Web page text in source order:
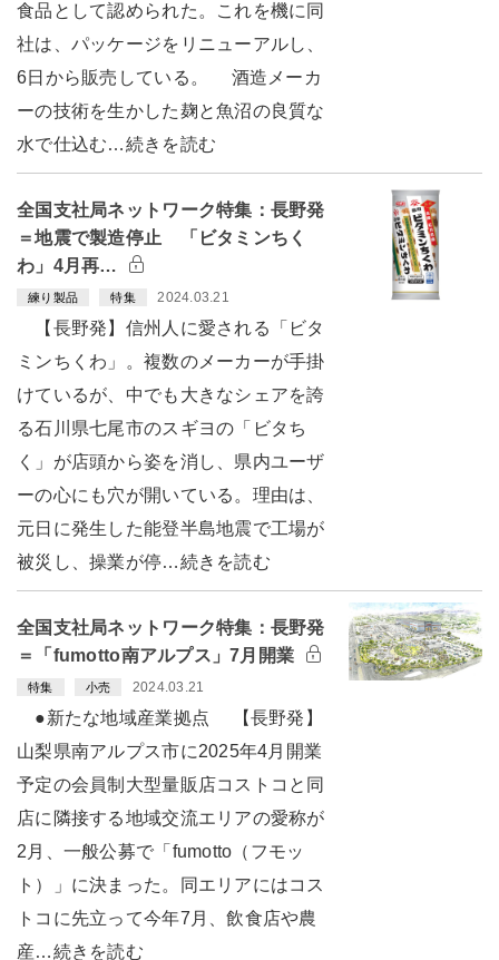
食品として認められた。これを機に同
社は、パッケージをリニューアルし、
6日から販売している。 酒造メーカ
ーの技術を生かした麹と魚沼の良質な
水で仕込む…続きを読む
全国支社局ネットワーク特集：長野発
＝地震で製造停止 「ビタミンちく
わ」4月再…
練り製品 特集 2024.03.21
【長野発】信州人に愛される「ビタ
ミンちくわ」。複数のメーカーが手掛
けているが、中でも大きなシェアを誇
る石川県七尾市のスギヨの「ビタち
く」が店頭から姿を消し、県内ユーザ
ーの心にも穴が開いている。理由は、
元日に発生した能登半島地震で工場が
被災し、操業が停…続きを読む
全国支社局ネットワーク特集：長野発
＝「fumotto南アルプス」7月開業
特集 小売 2024.03.21
●新たな地域産業拠点 【長野発】
山梨県南アルプス市に2025年4月開業
予定の会員制大型量販店コストコと同
店に隣接する地域交流エリアの愛称が
2月、一般公募で「fumotto（フモッ
ト）」に決まった。同エリアにはコス
トコに先立って今年7月、飲食店や農
産…続きを読む